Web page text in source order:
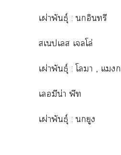
เผ่าพันธุ์ : อินทรี
สเนปเลส เลโล่
เผ่าพันธุ์ : โา , แ
เมีน่า พีท
เผ่าพันธุ์ : นกยูง